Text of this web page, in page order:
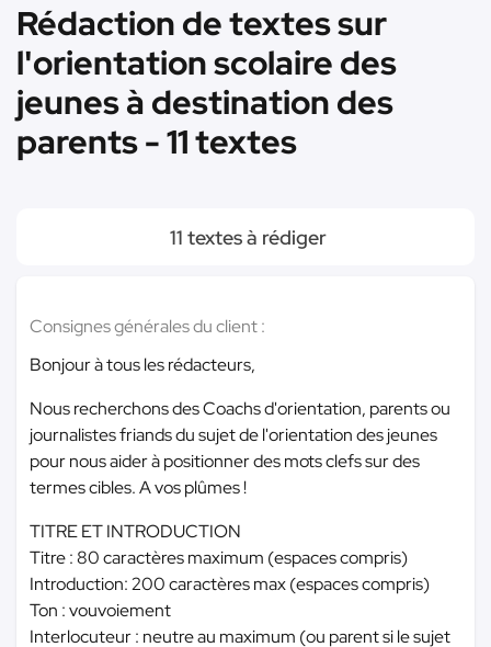
Rédaction de textes sur
l'orientation scolaire des
jeunes à destination des
parents - 11 textes
11 textes à rédiger
Consignes générales du client :
Bonjour à tous les rédacteurs,
Nous recherchons des Coachs d'orientation, parents ou
journalistes friands du sujet de l'orientation des jeunes
pour nous aider à positionner des mots clefs sur des
termes cibles. A vos plûmes !
TITRE ET INTRODUCTION
Titre : 80 caractères maximum (espaces compris)
Introduction: 200 caractères max (espaces compris)
Ton : vouvoiement
Interlocuteur : neutre au maximum (ou parent si le sujet